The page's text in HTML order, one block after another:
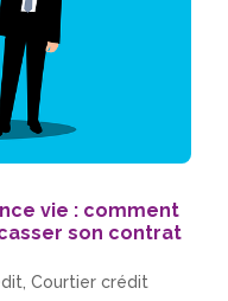
vie : comment
son contrat
,Courtier crédit